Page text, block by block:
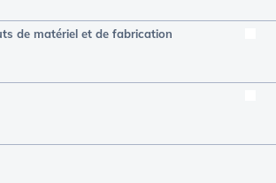
de matériel et de fabrication